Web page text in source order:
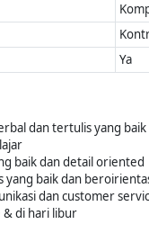
Ya
dan tertulis yang baik
baik dan detail oriented
yang baik dan
dan customer
& di hari libur